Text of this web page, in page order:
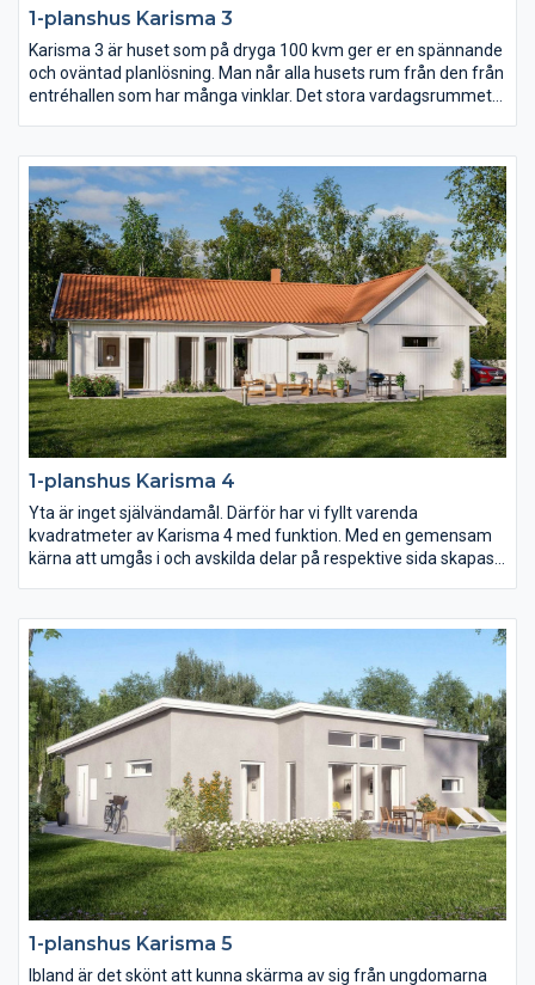
1-planshus Karisma 3
Karisma 3 är huset som på dryga 100 kvm ger er en spännande
och oväntad planlösning. Man når alla husets rum från den från
entréhallen som har många vinklar. Det stora vardagsrummet
samtidigt inte kompromissa för mycket med sovrum och
badrum.
1-planshus Karisma 4
Yta är inget självändamål. Därför har vi fyllt varenda
kvadratmeter av Karisma 4 med funktion. Med en gemensam
kärna att umgås i och avskilda delar på respektive sida skapas
och mer kostnadseffektiv.
1-planshus Karisma 5
Ibland är det skönt att kunna skärma av sig från ungdomarna